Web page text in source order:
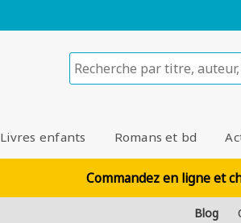
Livres enfants Romans et bd
Commandez en ligne et
Blog